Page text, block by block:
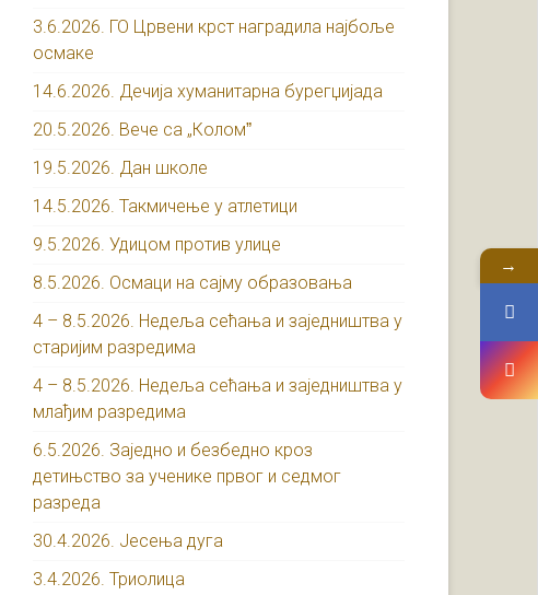
3.6.2026. ГО Црвени крст наградила најбоље
осмаке
14.6.2026. Дечија хуманитарна бурегџијада
20.5.2026. Вече са „Коломˮ
19.5.2026. Дан школе
14.5.2026. Такмичење у атлетици
9.5.2026. Удицом против улице
8.5.2026. Осмаци на сајму образовања
4 – 8.5.2026. Недеља сећања и заједништва у
старијим разредима
4 – 8.5.2026. Недеља сећања и заједништва у
млађим разредима
6.5.2026. Заједно и безбедно кроз
детињство за ученике првог и седмог
разреда
30.4.2026. Јесења дуга
3.4.2026. Триолица
→